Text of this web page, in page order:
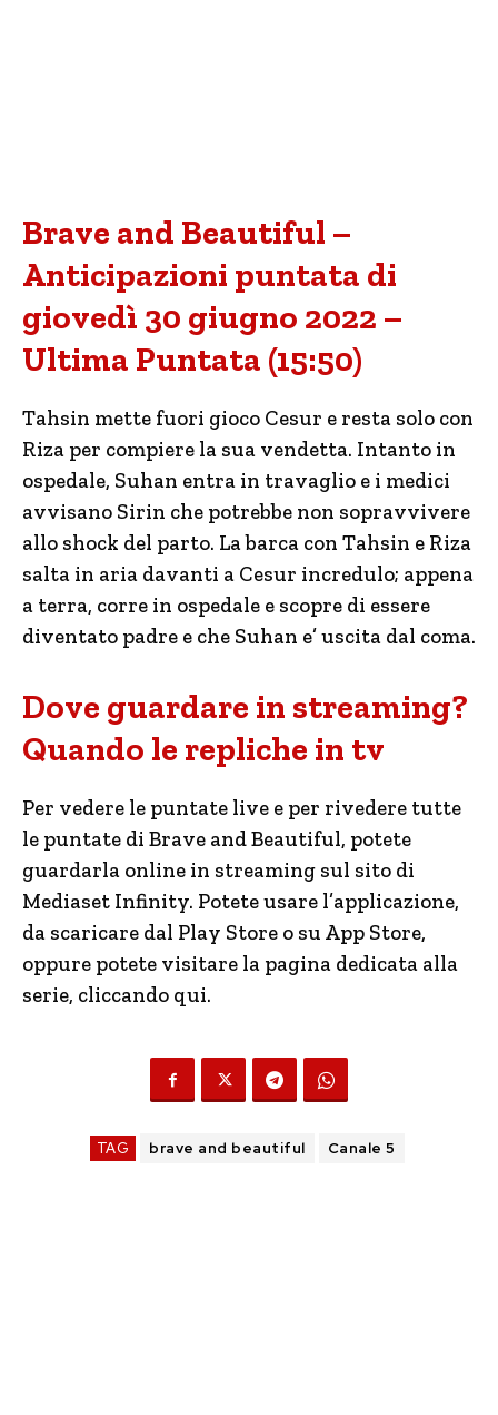
Brave and Beautiful –
Anticipazioni puntata di
giovedì 30 giugno 2022 –
Ultima Puntata (15:50)
Tahsin mette fuori gioco Cesur e resta solo con
Riza per compiere la sua vendetta. Intanto in
ospedale, Suhan entra in travaglio e i medici
avvisano Sirin che potrebbe non sopravvivere
allo shock del parto. La barca con Tahsin e Riza
salta in aria davanti a Cesur incredulo; appena
a terra, corre in ospedale e scopre di essere
diventato padre e che Suhan e’ uscita dal coma.
Dove guardare in streaming?
Quando le repliche in tv
Per vedere le puntate live e per rivedere tutte
le puntate di Brave and Beautiful, potete
guardarla online in streaming sul sito di
Mediaset Infinity. Potete usare l’applicazione,
da scaricare dal Play Store o su App Store,
oppure potete visitare la pagina dedicata alla
serie, cliccando qui.
TAG brave and beautiful Canale 5